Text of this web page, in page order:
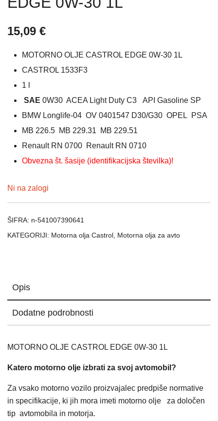
15,09 €
MOTORNO OLJE CASTROL EDGE 0W-30 1L
CASTROL 1533F3
1 l
SAE 0W30 ACEA Light Duty C3 API Gasoline SP
BMW Longlife-04 OV 0401547 D30/G30 OPEL PSA
MB 226.5 MB 229.31 MB 229.51
Renault RN 0700 Renault RN 0710
Obvezna št. šasije (identifikacijska številka)!
Ni na zalogi
ŠIFRA: n-541007390641
KATEGORIJI: Motorna olja Castrol Motorna olja za avto
Opis
Dodatne podrobnosti
MOTORNO OLJE CASTROL EDGE 0W-30 1L
Katero motorno olje izbrati za svoj avtomobil?
Za vsako motorno vozilo proizvajalec predpiše normative
in specifikacije, ki jih mora imeti motorno olje za določen
tip avtomobila in motorja.